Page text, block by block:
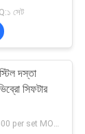
সেট
দস্তা
সিফটার
USD$1000~$7000 per set MOQ:1 সেট